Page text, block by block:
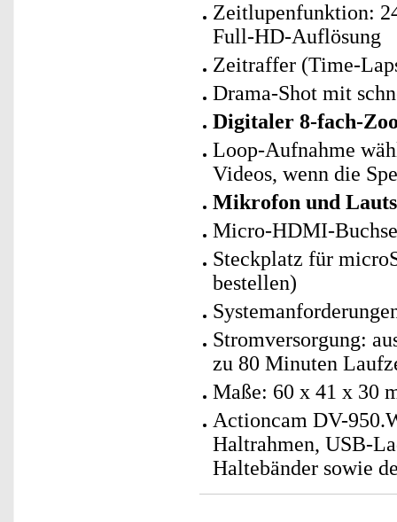
Zeitlupenfunktion:
Full-HD-Auflösung
Zeitraffer (Time-
Drama-Shot mit
Digitaler 8-fach-
Loop-Aufnahme
Videos, wenn die
Mikrofon und
Micro-HDMI-
Steckplatz für
bestellen)
Stromversorgung:
zu 80 Minuten
Maße: 60 x 41 x 30
Actioncam DV-
Haltrahmen, USB-
Haltebänder sowie